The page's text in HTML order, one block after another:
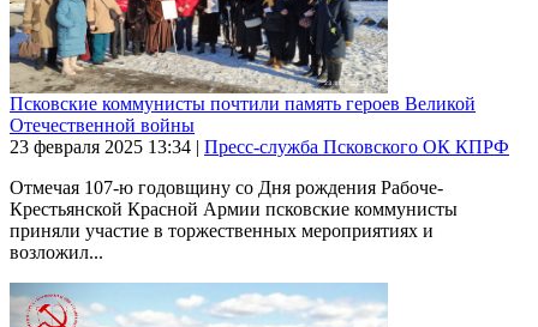
Псковские коммунисты почтили память героев Великой
Отечественной войны
23 февраля 2025 13:34 | Пресс-служба Псковского ОК КПРФ
Отмечая 107-ю годовщину со Дня рождения Рабоче-
Крестьянской Красной Армии псковские коммунисты
приняли участие в торжественных мероприятиях и
возложил...